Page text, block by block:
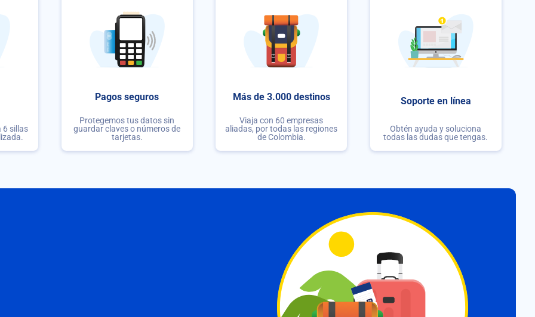
6 sillas
Pagos seguros
Protegemos tus datos sin
guardar claves o números de
tarjetas.
Más de 3.000 destinos
Viaja con 60 empresas
aliadas, por todas las regiones
de Colombia.
Soporte en línea
Obtén ayuda y soluciona
todas las dudas que tengas.